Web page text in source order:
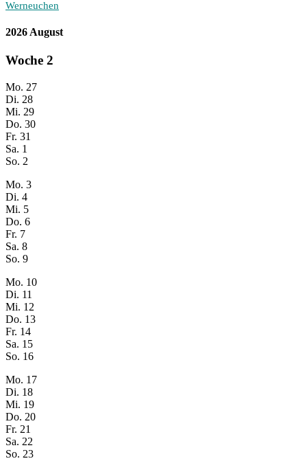
Werneuchen
2026 August
Woche 2
Mo. 27
Di. 28
Mi. 29
Do. 30
Fr. 31
Sa. 1
So. 2
Mo. 3
Di. 4
Mi. 5
Do. 6
Fr. 7
Sa. 8
So. 9
Mo. 10
Di. 11
Mi. 12
Do. 13
Fr. 14
Sa. 15
So. 16
Mo. 17
Di. 18
Mi. 19
Do. 20
Fr. 21
Sa. 22
So. 23